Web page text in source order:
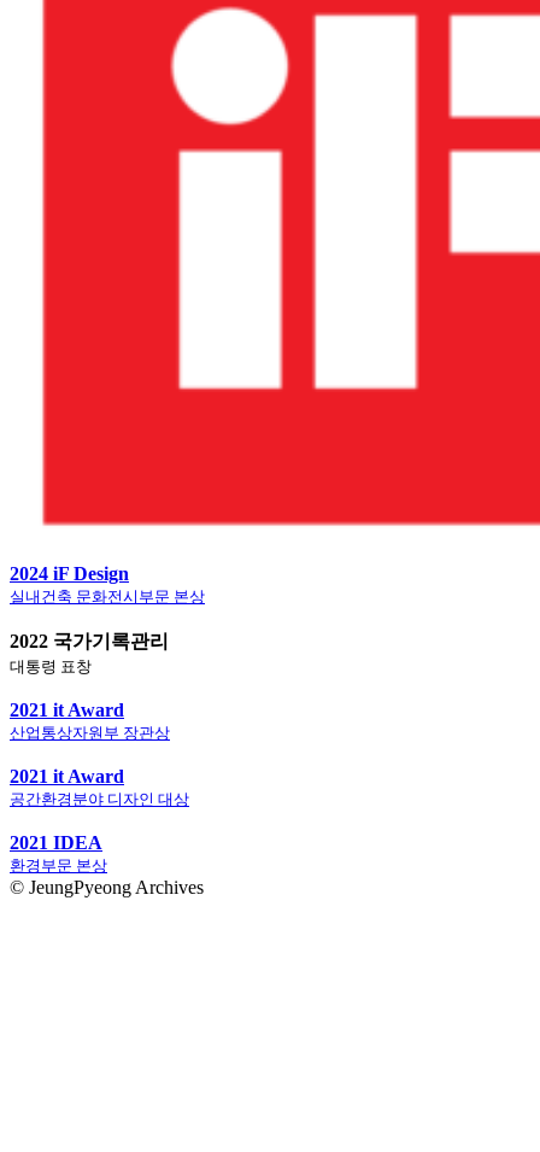
2024 iF Design
실내건축 문화전시부문 본상
2022 국가기록관리
대통령 표창
2021 it Award
산업통상자원부 장관상
2021 it Award
공간환경분야 디자인 대상
2021 IDEA
환경부문 본상
© JeungPyeong Archives